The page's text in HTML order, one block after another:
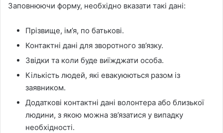
Заповнюючи форму, необхідно вказати такі дані:
Прізвище, ім’я, по батькові.
Контактні дані для зворотного зв’язку.
Звідки та коли буде виїжджати особа.
Кількість людей, які евакуюються разом із
заявником.
Додаткові контактні дані волонтера або близької
людини, з якою можна зв’язатися у випадку
необхідності.